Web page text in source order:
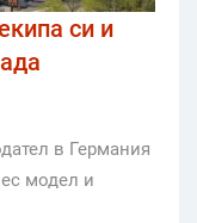
си и
в Германия
модел и